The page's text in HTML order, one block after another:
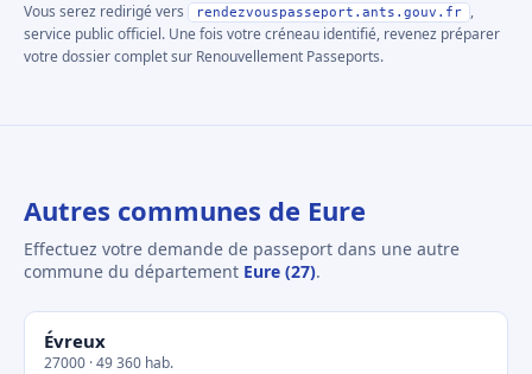
Vous serez redirigé vers rendezvouspasseport.ants.gouv.fr
,
service public officiel. Une fois votre créneau identifié, revenez préparer
votre dossier complet sur Renouvellement Passeports.
Autres communes de Eure
Effectuez votre demande de passeport dans une autre
commune du département Eure (27).
Évreux
27000 · 49 360 hab.